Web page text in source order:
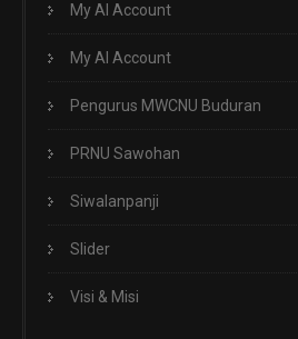
My AI Account
My AI Account
Pengurus MWCNU Buduran
PRNU Sawohan
Siwalanpanji
Slider
Visi & Misi